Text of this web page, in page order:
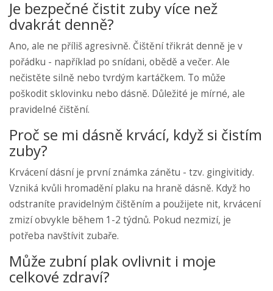
Je bezpečné čistit zuby více než
dvakrát denně?
Ano, ale ne příliš agresivně. Čištění třikrát denně je v
pořádku - například po snídani, obědě a večer. Ale
nečistěte silně nebo tvrdým kartáčkem. To může
poškodit sklovinku nebo dásně. Důležité je mírné, ale
pravidelné čištění.
Proč se mi dásně krvácí, když si čistím
zuby?
Krvácení dásní je první známka zánětu - tzv. gingivitidy.
Vzniká kvůli hromadění plaku na hraně dásně. Když ho
odstraníte pravidelným čištěním a použijete nit, krvácení
zmizí obvykle během 1-2 týdnů. Pokud nezmizí, je
potřeba navštívit zubaře.
Může zubní plak ovlivnit i moje
celkové zdraví?